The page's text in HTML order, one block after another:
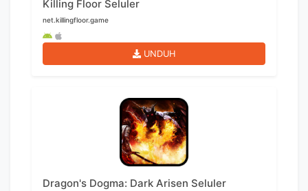
Killing Floor Seluler
net.killingfloor.game
UNDUH
Dragon's Dogma: Dark Arisen Seluler